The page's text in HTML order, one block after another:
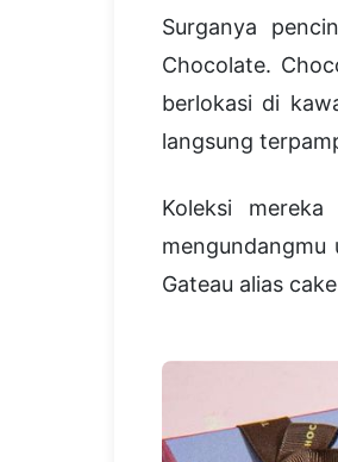
Surganya
Chocolate.
berlokasi di
langsung
Koleksi
Gateau alias